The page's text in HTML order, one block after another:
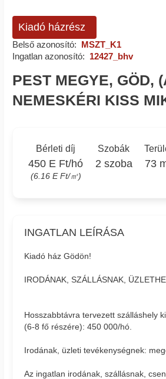
Kiadó házrész
Belső azonosító: MSZT_K1
Ingatlan azonosító: 12427_bhv
PEST MEGYE, GÖD,
NEMESKÉRI KISS
Bérleti díj
450 E Ft/hó
(6.16 E Ft/㎡)
Szobák
2 szoba 73
INGATLAN LEÍRÁSA
Kiadó ház Gödön!
IRODÁNAK, SZÁLLÁSNAK,
Hosszabbtávra tervezett szálláshely
(6-8 fő részére): 450 000/hó.
Irodának, üzleti tevékenységnek:
Az ingatlan irodának, szállásnak,